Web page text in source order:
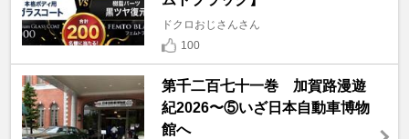
ドクロおじさんさん
100
第千二百七十一巻 加賀路漫遊
紀2026〜⑤いざ日本自動車博物
館へ